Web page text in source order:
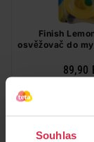
Souhlas
Finish
osvěžovač do
89,90
89,90 Kč